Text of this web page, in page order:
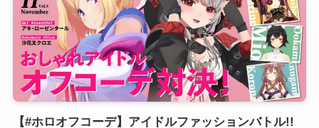
【#ホロオフコーデ】アイドルファッションバトル!!